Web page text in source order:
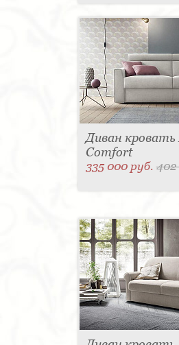
Диван кровать
Comfort
335 000 руб.402